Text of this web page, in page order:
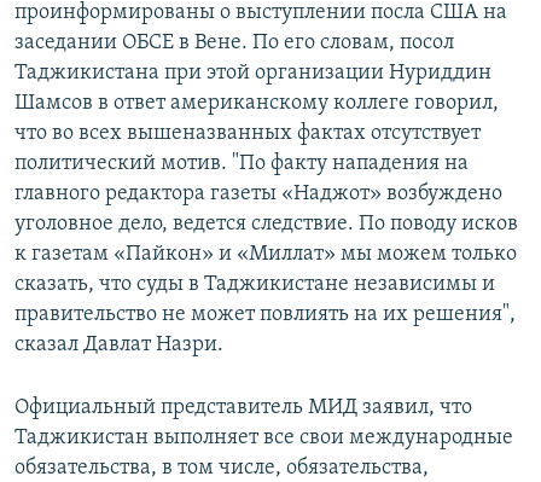
проинформированы о выступлении посла США на
заседании ОБСЕ в Вене. По его словам, посол
Таджикистана при этой организации Нуриддин
Шамсов в ответ американскому коллеге говорил,
что во всех вышеназванных фактах отсутствует
политический мотив. "По факту нападения на
главного редактора газеты «Наджот» возбуждено
уголовное дело, ведется следствие. По поводу исков
к газетам «Пайкон» и «Миллат» мы можем только
сказать, что суды в Таджикистане независимы и
правительство не может повлиять на их решения",
сказал Давлат Назри.
Официальный представитель МИД заявил, что
Таджикистан выполняет все свои международные
обязательства, в том числе, обязательства,